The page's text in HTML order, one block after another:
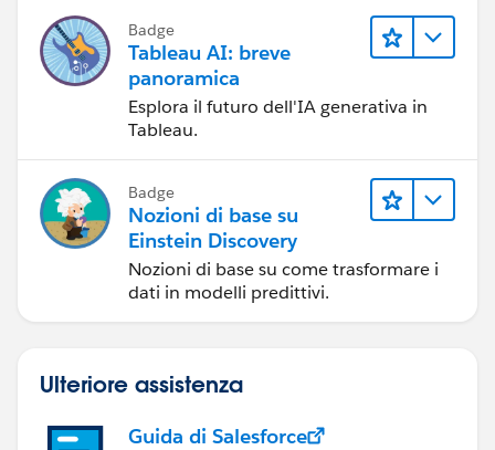
la condivisione di storie basate sui dati
e la collaborazione.
Badge
Tableau AI: breve
panoramica
Esplora il futuro dell'IA generativa in
Tableau.
Badge
Nozioni di base su
Einstein Discovery
Nozioni di base su come trasformare i
dati in modelli predittivi.
Ulteriore assistenza
Guida di Salesforce